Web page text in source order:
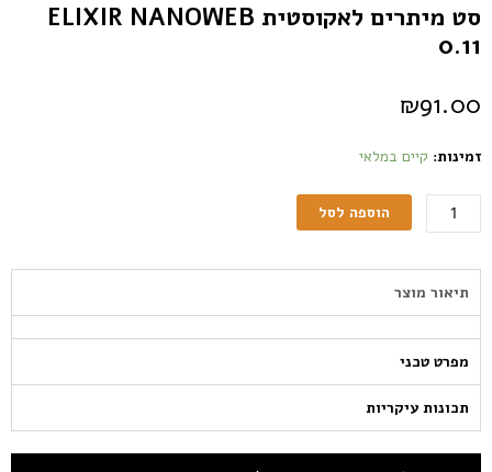
סט מיתרים לאקוסטית ELIXIR NANOWEB
0.11
₪91.00
זמינות: קיים במלאי
הוספה לסל
תיאור מוצר
מפרט טכני
תכונות עיקריות